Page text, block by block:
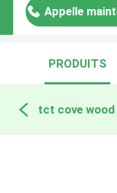
Appelle
PRODUITS